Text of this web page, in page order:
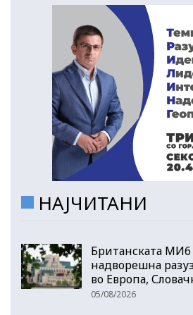
НАЈЧИТАНИ
Британската МИ6
надворешна
во Европа,
05/08/2026